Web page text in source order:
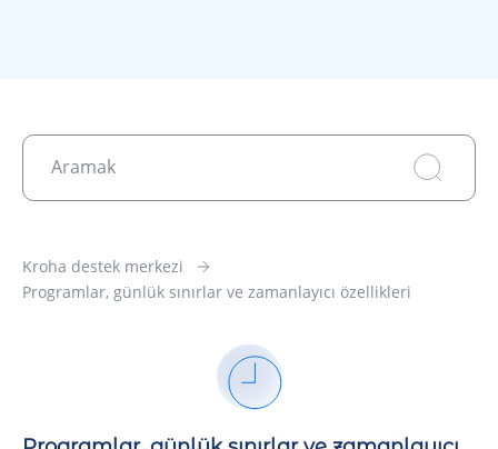
Aramak
Kroha destek merkezi
Programlar, günlük sınırlar ve zamanlayıcı özellikleri